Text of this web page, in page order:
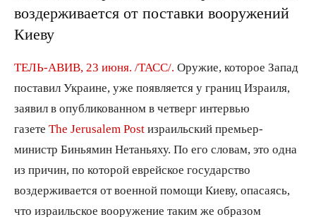
воздерживается от поставки вооружений
Киеву
ТЕЛЬ-АВИВ, 23 июня. /ТАСС/. Оружие, которое Запад
поставил Украине, уже появляется у границ Израиля,
заявил в опубликованном в четверг интервью
газете The Jerusalem Post израильский премьер-
министр Биньямин Нетаньяху. По его словам, это одна
из причин, по которой еврейское государство
воздерживается от военной помощи Киеву, опасаясь,
что израильское вооружение таким же образом